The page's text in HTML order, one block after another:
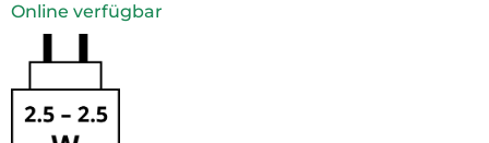
Online verfügbar